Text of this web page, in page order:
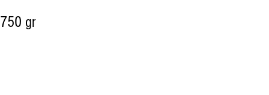
gr